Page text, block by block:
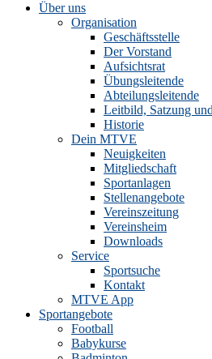
Über uns
Organisation
Geschäftsstelle
Der Vorstand
Aufsichtsrat
Übungsleitende
Abteilungsleitende
Leitbild, Satzung
Historie
Dein MTVE
Neuigkeiten
Mitgliedschaft
Sportanlagen
Stellenangebote
Vereinszeitung
Vereinsheim
Downloads
Service
Sportsuche
Kontakt
MTVE App
Sportangebote
Football
Babykurse